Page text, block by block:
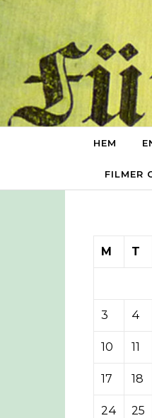
Skip to content
HEM
FILMER
M
T
3 4
10 11
17 18
24 25